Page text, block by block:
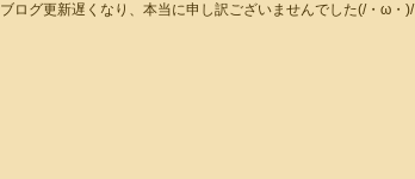
ブログ更新遅くなり、本当に申し訳ございませんでした(/・ω・)/